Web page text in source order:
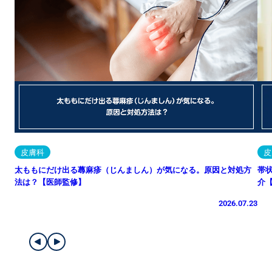
皮膚科
太ももにだけ出る蕁麻疹（じんましん）が気になる。原因と対処方
法は？【医師監修】
2026.07.23
帯
介